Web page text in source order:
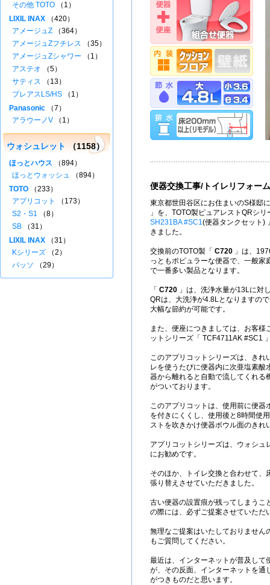
便器交換工事/トイレリフォーム
東京都世田谷区にお住まいのS様邸
」を、TOTO製ピュアレストQRシ
SH231BA #SC1(便器タンクセット)
きました。
交換前のTOTO製「 C720 」は、
っともポピュラーな便器で、一般家
で一番多い製品となります。
「 C720 」は、洗浄水量が13Lに対
QRは、大洗浄が4.8Lとなりますの
大幅な節約が可能です。
また、便座につきましては、お客様
ットシリーズ「 TCF4711AK #SC1
このアプリコットシリーズは、きれ
レを使うたびに便器内に次亜塩素酸
器から離れると自動で流してくれる
がついております。
このアプリコットは、使用前に便器
を付きにくくし、使用後と8時間使
ストを吹きかけ便器ボウル面のきれ
アプリコットシリーズは、ウォシュ
にお勧めです。
そのほか、トイレ交換と合わせて、
張り替えさせていただきました。
古い便器の設置痕が残ってしまうこ
の際には、必ずご提案させていただ
無理なご提案はいたしておりません
もご質問してください。
最近は、インターネットが普及して
が、その反面、インターネットを通
がつきものだと思います。
その他 TOTO （1）
LIXIL INAX （420）
アメージュZ （364）
アメージュZフチレス （35）
アメージュZシャワー （1）
アステオ （5）
サティス （13）
プレアスLS/HS （1）
Panasonic （7）
アラウーノV （1）
ウォシュレット （1158）
ほっとハウス （894）
ほっとウォッシュ （894）
TOTO （233）
アプリコット
（173）
S2・S1 （8）
SB （31）
LIXIL INAX （31）
Kシリーズ （2）
パッソ （29）